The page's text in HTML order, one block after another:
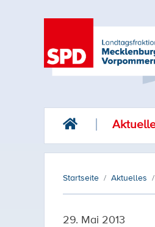
Startseite Aktuelles
29. Mai 2013